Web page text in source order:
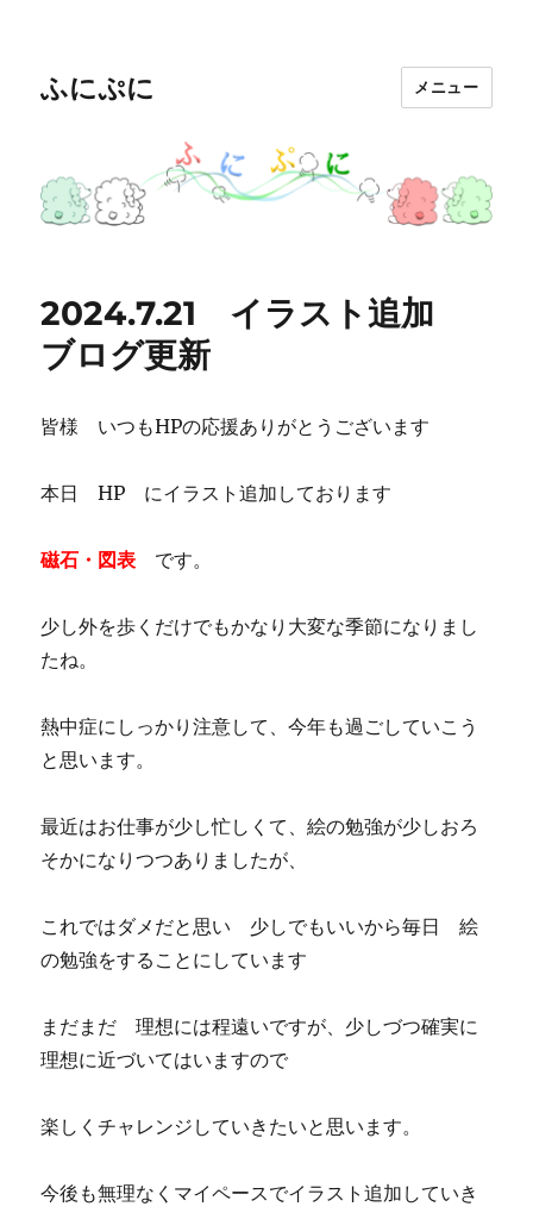
ふにぷに メニュー
2024.7.21 イラスト追加
ブログ更新
皆様 いつもHPの応援ありがとうございます
本日 HP にイラスト追加しております
磁石・図表 です。
少し外を歩くだけでもかなり大変な季節になりまし
たね。
熱中症にしっかり注意して、今年も過ごしていこう
と思います。
最近はお仕事が少し忙しくて、絵の勉強が少しおろ
そかになりつつありましたが、
これではダメだと思い 少しでもいいから毎日 絵
の勉強をすることにしています
まだまだ 理想には程遠いですが、少しづつ確実に
理想に近づいてはいますので
楽しくチャレンジしていきたいと思います。
今後も無理なくマイペースでイラスト追加していき